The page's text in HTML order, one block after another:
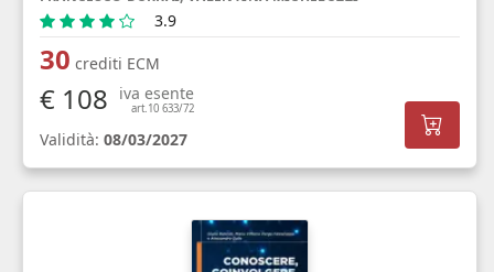
3.9
30 crediti ECM
€ 108 iva esente
art.10 633/72
Validità: 08/03/2027